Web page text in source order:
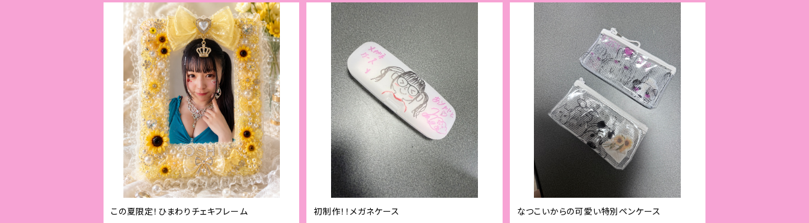
この夏限定！ひまわりチェキフレーム 初制作！！メガネケース なつこいからの可愛い特別ペンケース